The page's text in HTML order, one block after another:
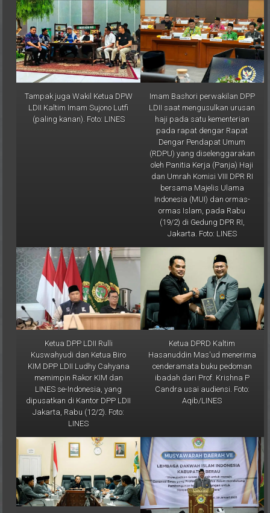
Tampak juga Wakil Ketua DPW
LDII Kaltim Imam Sujono Lutfi
(paling kanan). Foto: LINES
Imam Bashori perwakilan DPP
LDII saat mengusulkan urusan
haji pada satu kementerian
pada rapat dengar Rapat
Dengar Pendapat Umum
(RDPU) yang diselenggarakan
oleh Panitia Kerja (Panja) Haji
dan Umrah Komisi VIII DPR RI
bersama Majelis Ulama
Indonesia (MUI) dan ormas-
ormas Islam, pada Rabu
(19/2) di Gedung DPR RI,
Jakarta. Foto: LINES
Ketua DPP LDII Rulli
Kuswahyudi dan Ketua Biro
KIM DPP LDII Ludhy Cahyana
memimpin Rakor KIM dan
LINES se-Indonesia, yang
dipusatkan di Kantor DPP LDII
Jakarta, Rabu (12/2). Foto:
LINES
Ketua DPRD Kaltim
Hasanuddin Mas'ud menerima
cenderamata buku pedoman
ibadah dari Prof. Krishna P
Candra usai audiensi. Foto:
Aqib/LINES
Ketua DPRD Kaltim